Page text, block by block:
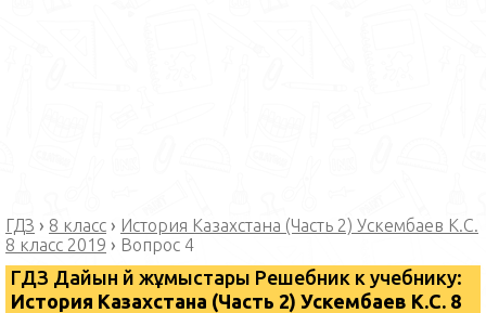
ГДЗ › 8 класс › История Казахстана (Часть 2) Ускембаев К.С.
8 класс 2019 › Вопрос 4
ГДЗ Дайын үй жұмыстары Решебник к учебнику:
История Казахстана (Часть 2) Ускембаев К.С. 8